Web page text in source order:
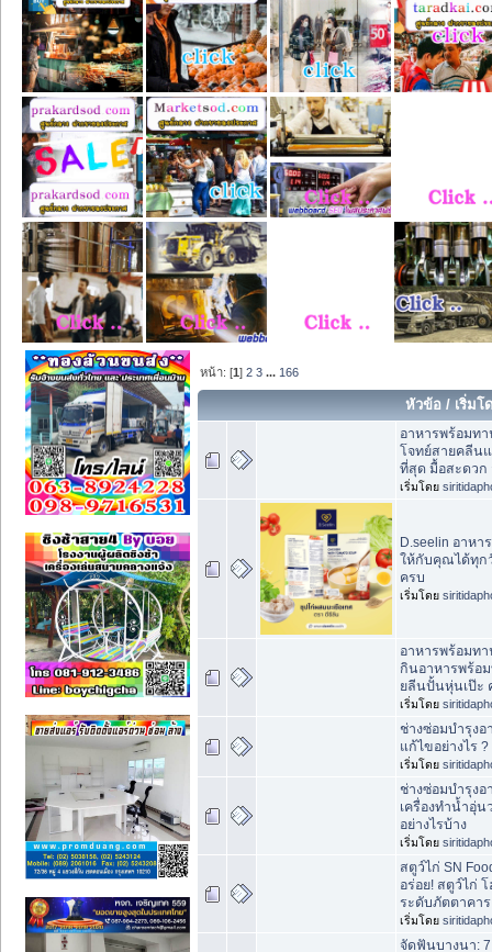
หน้า: [1]2 3 ... 166
หัวข้อ / เริ่มโ
อาหารพร้อมทา
โจทย์สายคลีน
ที่สุด มื้อสะดวก
เริ่มโดย
D.seelin อาหา
ให้กับคุณได้ทุก
ครบ
เริ่มโดย
อาหารพร้อมท
กินอาหารพร้อ
ยลีนปั้นหุ่นเป๊ะ
เริ่มโดย
ช่างซ่อมบำรุงอ
แก้ไขอย่างไร ?
เริ่มโดย
ช่างซ่อมบำรุง
เครื่องทำน้ำอุ่
อย่างไรบ้าง
เริ่มโดย
สตูว์ไก่ SN
อร่อย! สตูว์ไก่
ระดับภัตตาคา
เริ่มโดย
จัดฟันบางนา: